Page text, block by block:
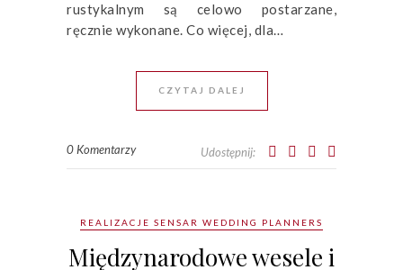
rustykalnym są celowo postarzane,
ręcznie wykonane. Co więcej, dla…
CZYTAJ DALEJ
0 Komentarzy Udostępnij:
REALIZACJE SENSAR WEDDING PLANNERS
Międzynarodowe wesele i